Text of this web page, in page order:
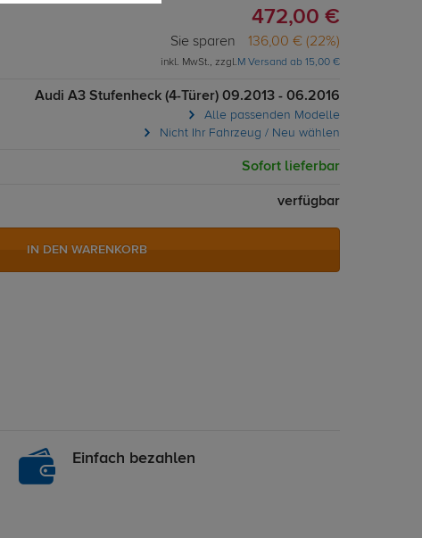
472,00 €
Sie sparen 136,00 € (22%)
inkl. MwSt., zzgl.M Versand ab 15,00 €
Audi A3 Stufenheck (4-Türer) 09.2013 - 06.2016
Alle passenden Modelle
Nicht Ihr Fahrzeug / Neu wählen
Sofort lieferbar
verfügbar
IN DEN WARENKORB
Einfach bezahlen